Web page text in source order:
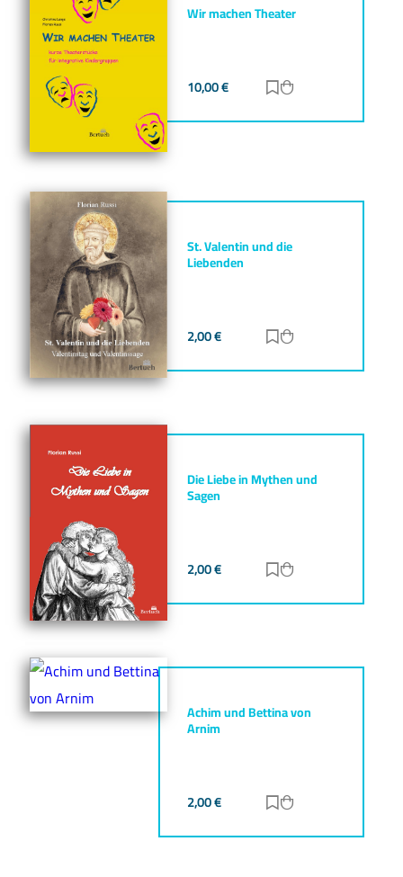
Wir machen Theater
10,00€ Zur Merkliste
St. Valentin und die
Liebenden
2,00€ Zur Merkliste
Die Liebe in Mythen und
Sagen
2,00€ Zur Merkliste
Achim und Bettina von
Arnim
2,00€ Zur Merkliste